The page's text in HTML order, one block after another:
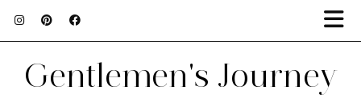
Gentlemen's Journey